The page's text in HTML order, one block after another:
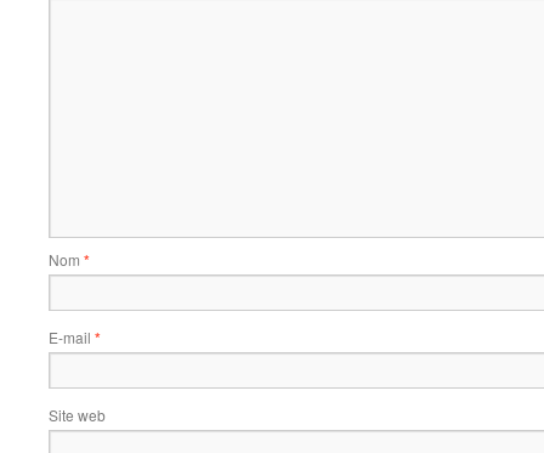
Nom *
E-mail *
Site web